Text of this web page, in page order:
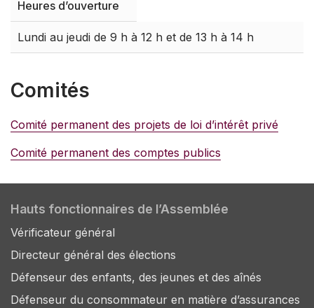
Heures d’ouverture
Lundi au jeudi de 9 h à 12 h et de 13 h à 14 h
Comités
Comité permanent des projets de loi d’intérêt privé
Comité permanent des comptes publics
Hauts fonctionnaires de l’Assemblée
Vérificateur général
Directeur général des élections
Défenseur des enfants, des jeunes et des aînés
Défenseur du consommateur en matière d’assurances